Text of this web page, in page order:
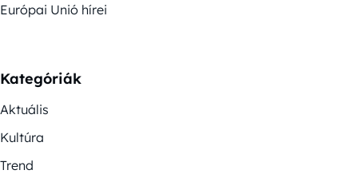
Európai Unió hírei
Kategóriák
Aktuális
Kultúra
Trend